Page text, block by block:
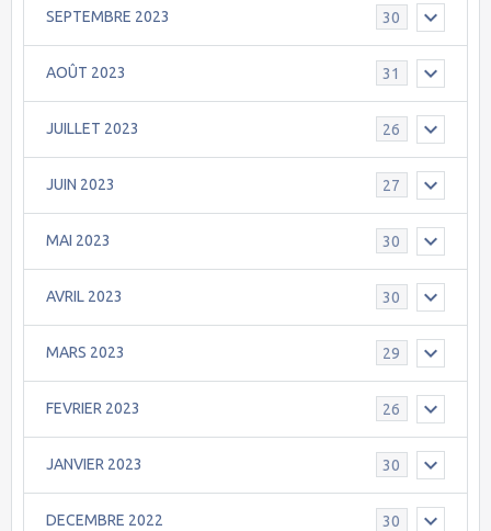
SEPTEMBRE 2023 30
AOÛT 2023 31
JUILLET 2023 26
JUIN 2023 27
MAI 2023 30
AVRIL 2023 30
MARS 2023 29
FEVRIER 2023 26
JANVIER 2023 30
DECEMBRE 2022 30